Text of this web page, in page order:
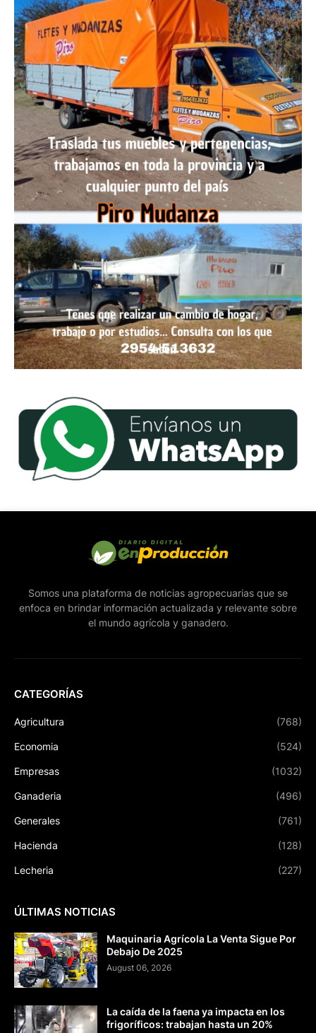
Somos una plataforma de noticias agropecuarias que se
enfoca en brindar información actualizada y relevante sobre
el mundo agrícola y ganadero.
CATEGORÍAS
Agricultura (768)
Economia (524)
Empresas (1032)
Ganaderia (496)
Generales (761)
Hacienda (128)
Lecheria (227)
ÚLTIMAS NOTICIAS
Maquinaria Agrícola La Venta Sigue Por
Debajo De 2025
August 06, 2026
La caída de la faena ya impacta en los
frigoríficos: trabajan hasta un 20%